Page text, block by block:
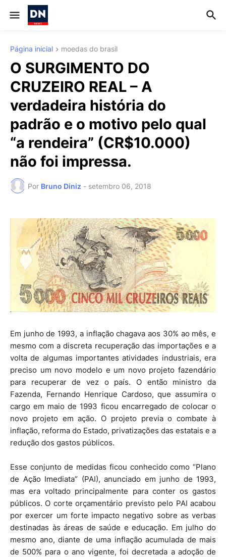
Página inicial moedas do brasil
O SURGIMENTO DO
CRUZEIRO REAL – A
verdadeira história do
padrão e o motivo pelo qual
“a rendeira” (CR$10.000)
não foi impressa.
Por Bruno Diniz - setembro 06, 2018
Em junho de 1993, a inflação chagava aos 30% ao mês, e
mesmo com a discreta recuperação das importações e a
volta de algumas importantes atividades industriais, era
preciso um novo modelo e um novo projeto fazendário
para recuperar de vez o país. O então ministro da
Fazenda, Fernando Henrique Cardoso, que assumira o
cargo em maio de 1993 ficou encarregado de colocar o
novo projeto em ação. O projeto previa o combate à
inflação, reforma do Estado, privatizações das estatais e a
redução dos gastos públicos.
Esse conjunto de medidas ficou conhecido como “Plano
de Ação Imediata” (PAI), anunciado em junho de 1993,
mas era voltado principalmente para conter os gastos
públicos. O corte orçamentário previsto pelo PAI acabou
por exercer um forte impacto negativo sobre as verbas
destinadas às áreas de saúde e educação. Em julho do
mesmo ano, diante de uma inflação acumulada de mais
de 500% para o ano vigente, foi decretada a adoção de